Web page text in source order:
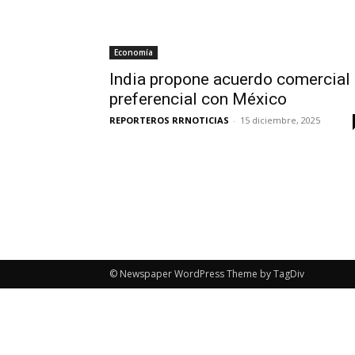
Economía
India propone acuerdo comercial
preferencial con México
REPORTEROS RRNOTICIAS - 15 diciembre, 2025
© Newspaper WordPress Theme by TagDiv